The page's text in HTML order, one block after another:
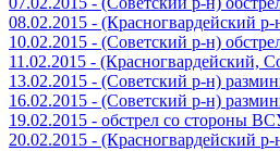
08.02.2015 - (Красногвардейский
10.02.2015 - (Советский р-н)
11.02.2015 - (Красногвардейский,
13.02.2015 - (Советский р-н)
16.02.2015 - (Советский р-н)
19.02.2015 - обстрел со стороны
20.02.2015 - (Красногвардейский